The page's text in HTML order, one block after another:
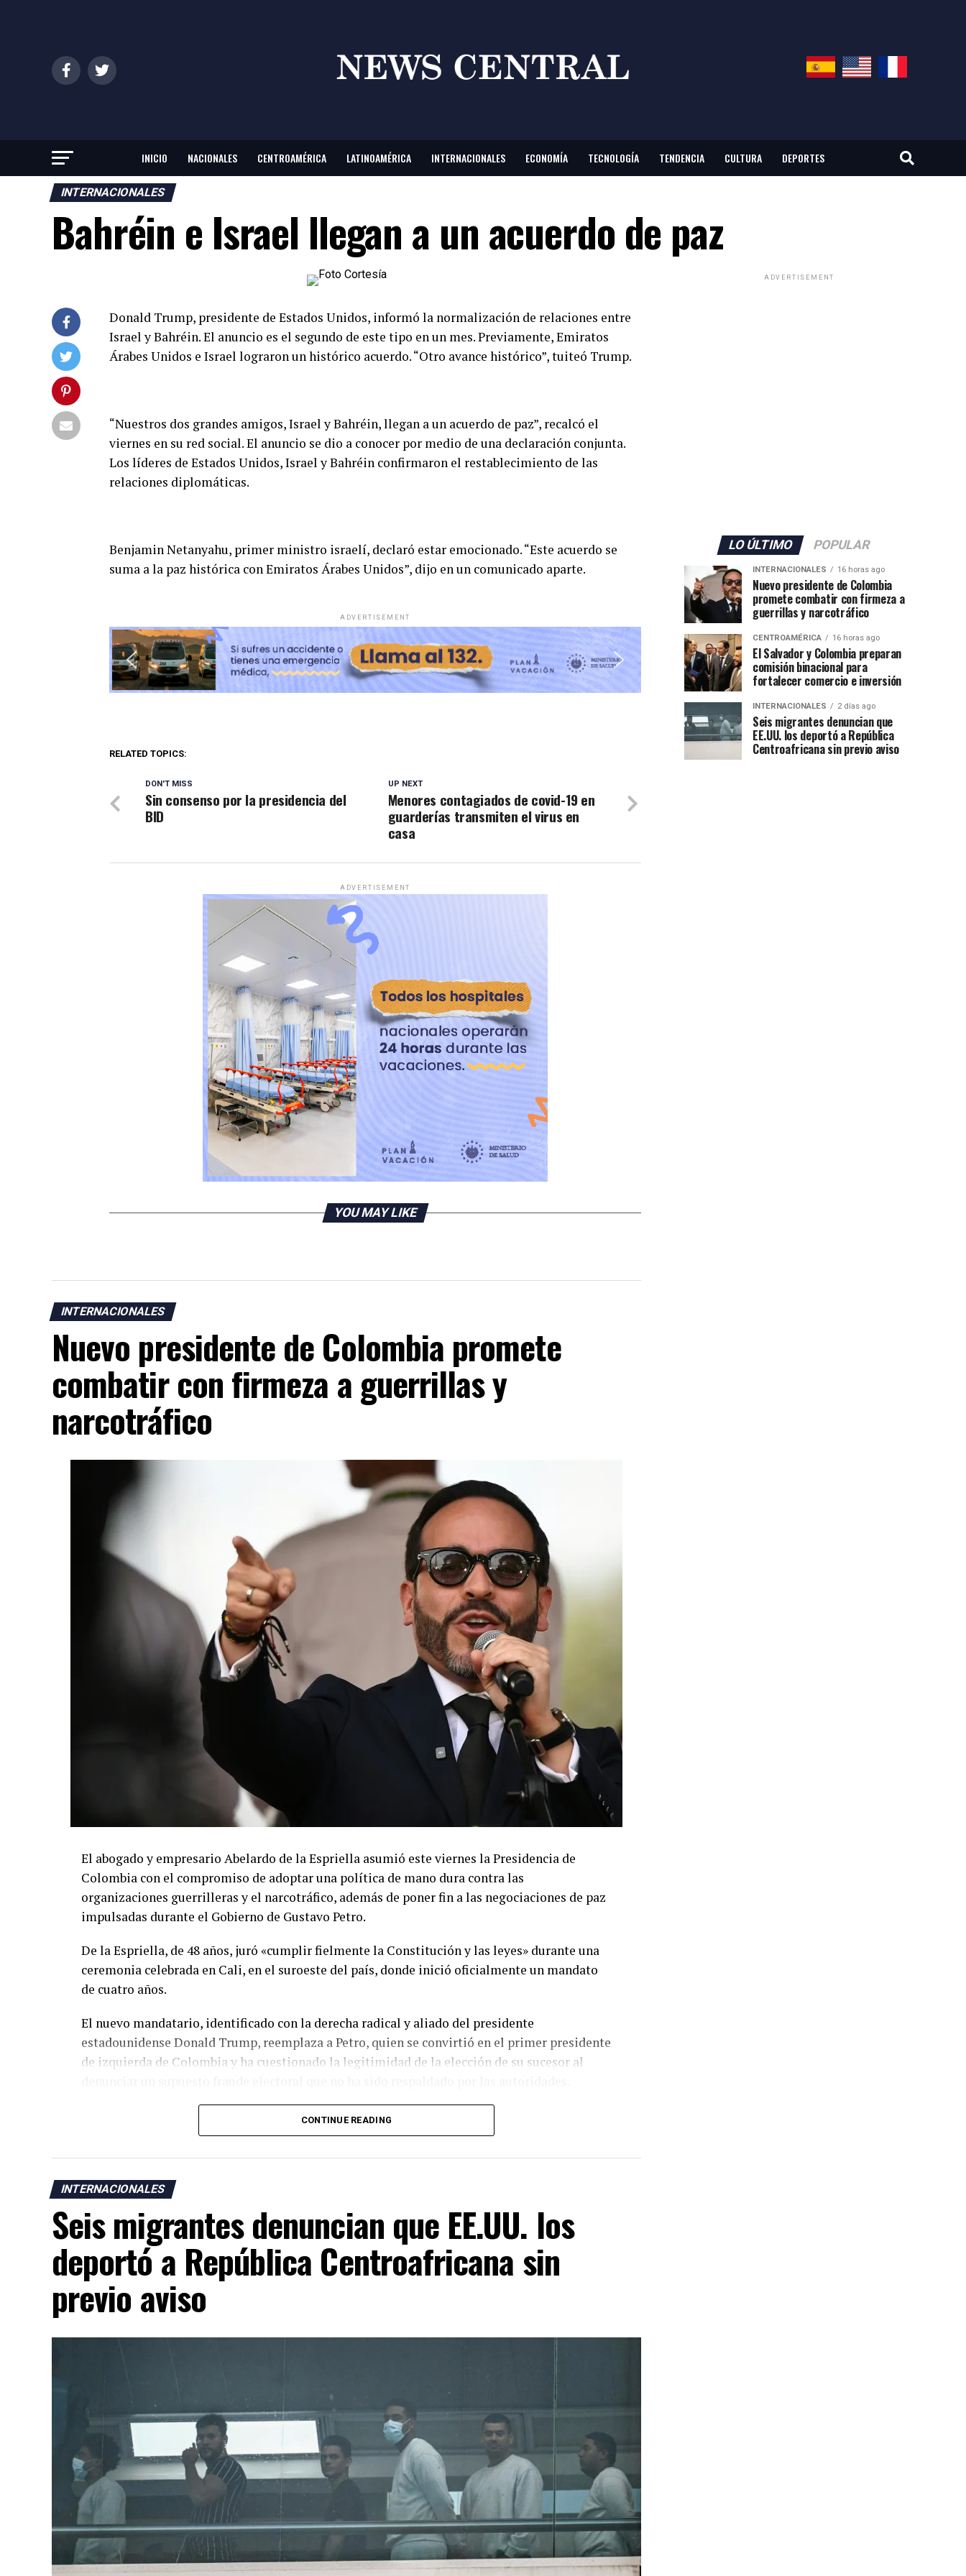
INICIO NACIONALES CENTROAMÉRICA LATINOAMÉRICA INTERNACIONALES ECONOMÍA TECNOLOGÍA TENDENCIA CULTURA DEPORTES
INTERNACIONALES
Bahréin e Israel llegan a un acuerdo de paz
Donald Trump, presidente de Estados Unidos, informó la normalización de relaciones entre
Israel y Bahréin. El anuncio es el segundo de este tipo en un mes. Previamente, Emiratos
Árabes Unidos e Israel lograron un histórico acuerdo. “Otro avance histórico”, tuiteó Trump.
“Nuestros dos grandes amigos, Israel y Bahréin, llegan a un acuerdo de paz”, recalcó el
viernes en su red social. El anuncio se dio a conocer por medio de una declaración conjunta.
Los líderes de Estados Unidos, Israel y Bahréin confirmaron el restablecimiento de las
relaciones diplomáticas.
Benjamin Netanyahu, primer ministro israelí, declaró estar emocionado. “Este acuerdo se
suma a la paz histórica con Emiratos Árabes Unidos”, dijo en un comunicado aparte.
ADVERTISEMENT
RELATED TOPICS:
UP NEXT
Menores contagiados de covid-19 en
guarderías transmiten el virus en
casa
DON'T MISS
Sin consenso por la presidencia del
BID
ADVERTISEMENT
YOU MAY LIKE
INTERNACIONALES
Nuevo presidente de Colombia promete
combatir con firmeza a guerrillas y
narcotráfico
El abogado y empresario Abelardo de la Espriella asumió este viernes la Presidencia de
Colombia con el compromiso de adoptar una política de mano dura contra las
organizaciones guerrilleras y el narcotráfico, además de poner fin a las negociaciones de paz
impulsadas durante el Gobierno de Gustavo Petro.
De la Espriella, de 48 años, juró «cumplir fielmente la Constitución y las leyes» durante una
ceremonia celebrada en Cali, en el suroeste del país, donde inició oficialmente un mandato
de cuatro años.
El nuevo mandatario, identificado con la derecha radical y aliado del presidente
estadounidense Donald Trump, reemplaza a Petro, quien se convirtió en el primer presidente
de izquierda de Colombia y ha cuestionado la legitimidad de la elección de su sucesor al
La ceremonia de investidura se realizó en Cali, una ciudad cercana a zonas donde operan
grupos armados responsables de una escalada de violencia que ha golpeado al país durante
los últimos años. De la Espriella también rompió con la tradición de celebrar la toma de
debido al discurso de seguridad del nuevo presidente.
ADVERTISEMENT
«Por los anuncios que ha hecho se nota que va a ser como de una mano fuerte, ojalá que no
vaya a haber una nueva violencia», declaró a AFP Óscar Obando, un trabajador de 67 años que
se dedica a redactar documentos en las calles de Cali utilizando una máquina de escribir.
De la Espriella, quien utiliza el sobrenombre de «El Tigre», ha prometido desmontar los
procesos de negociación impulsados por Petro con organizaciones armadas vinculadas al
narcotráfico.
Colombia continúa siendo el principal productor mundial de cocaína y enfrenta la presencia
de múltiples estructuras armadas que operan en distintas regiones del territorio.
CONTINUE READING
INTERNACIONALES
Seis migrantes denuncian que EE.UU. los
deportó a República Centroafricana sin
previo aviso
ADVERTISEMENT
LO ÚLTIMO POPULAR
INTERNACIONALES 16 horas ago
Nuevo presidente de Colombia
promete combatir con firmeza a
guerrillas y narcotráfico
CENTROAMÉRICA 16 horas ago
El Salvador y Colombia preparan
comisión binacional para
fortalecer comercio e inversión
INTERNACIONALES 2 días ago
Seis migrantes denuncian que
EE.UU. los deportó a República
Centroafricana sin previo aviso